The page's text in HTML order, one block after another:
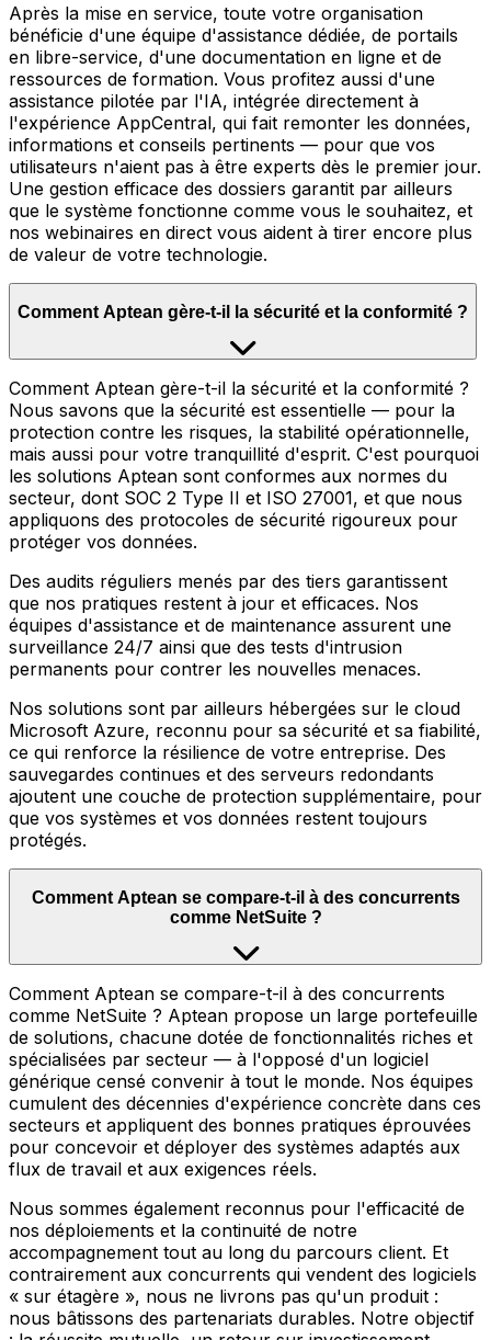
Après la mise en service, toute votre organisation
bénéficie d'une équipe d'assistance dédiée, de portails
en libre-service, d'une documentation en ligne et de
ressources de formation. Vous profitez aussi d'une
assistance pilotée par l'IA, intégrée directement à
l'expérience AppCentral, qui fait remonter les données,
informations et conseils pertinents — pour que vos
utilisateurs n'aient pas à être experts dès le premier jour.
Une gestion efficace des dossiers garantit par ailleurs
que le système fonctionne comme vous le souhaitez, et
nos webinaires en direct vous aident à tirer encore plus
de valeur de votre technologie.
Comment Aptean gère-t-il la sécurité et la conformité ?
Comment Aptean gère-t-il la sécurité et la conformité ?
Nous savons que la sécurité est essentielle — pour la
protection contre les risques, la stabilité opérationnelle,
mais aussi pour votre tranquillité d'esprit. C'est pourquoi
les solutions Aptean sont conformes aux normes du
secteur, dont SOC 2 Type II et ISO 27001, et que nous
appliquons des protocoles de sécurité rigoureux pour
protéger vos données.
Des audits réguliers menés par des tiers garantissent
que nos pratiques restent à jour et efficaces. Nos
équipes d'assistance et de maintenance assurent une
surveillance 24/7 ainsi que des tests d'intrusion
permanents pour contrer les nouvelles menaces.
Nos solutions sont par ailleurs hébergées sur le cloud
Microsoft Azure, reconnu pour sa sécurité et sa fiabilité,
ce qui renforce la résilience de votre entreprise. Des
sauvegardes continues et des serveurs redondants
ajoutent une couche de protection supplémentaire, pour
que vos systèmes et vos données restent toujours
protégés.
Comment Aptean se compare-t-il à des concurrents
comme NetSuite ?
Comment Aptean se compare-t-il à des concurrents
comme NetSuite ? Aptean propose un large portefeuille
de solutions, chacune dotée de fonctionnalités riches et
spécialisées par secteur — à l'opposé d'un logiciel
générique censé convenir à tout le monde. Nos équipes
cumulent des décennies d'expérience concrète dans ces
secteurs et appliquent des bonnes pratiques éprouvées
pour concevoir et déployer des systèmes adaptés aux
flux de travail et aux exigences réels.
Nous sommes également reconnus pour l'efficacité de
nos déploiements et la continuité de notre
accompagnement tout au long du parcours client. Et
contrairement aux concurrents qui vendent des logiciels
« sur étagère », nous ne livrons pas qu'un produit :
nous bâtissons des partenariats durables. Notre objectif